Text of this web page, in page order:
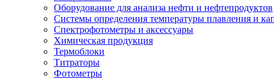
Оборудование для анализа нефти и нефтепродуктов
Системы определения температуры плавления и
Спектрофотометры и аксессуары
Химическая продукция
Термоблоки
Титраторы
Фотометры